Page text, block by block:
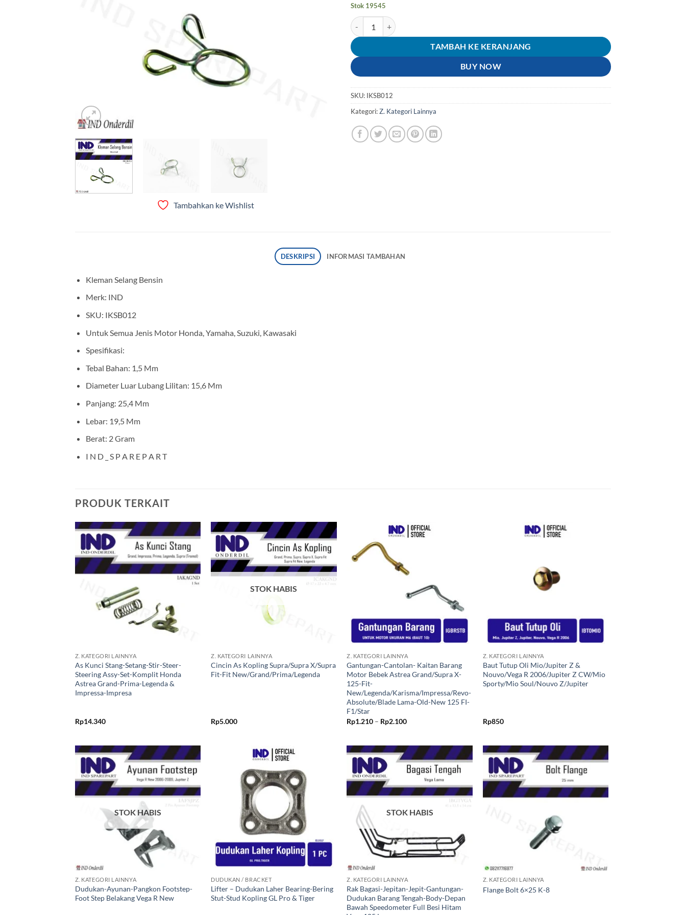
Tambahkan ke Wishlist
Stok 19545
Kuantitas Kleman-Keleman Selang-Slang Bensin Universal Motor Honda-Yamaha-Suzuki-Kawasaki
TAMBAH KE KERANJANG
BUY NOW
SKU: IKSB012
Kategori:Z. Kategori Lainnya
DESKRIPSI INFORMASI TAMBAHAN
Kleman Selang Bensin
Merk: IND
SKU: IKSB012
Untuk Semua Jenis Motor Honda, Yamaha, Suzuki, Kawasaki
Spesifikasi:
Tebal Bahan: 1,5 Mm
Diameter Luar Lubang Lilitan: 15,6 Mm
Panjang: 25,4 Mm
Lebar: 19,5 Mm
Berat: 2 Gram
I N D _ S P A R E P A R T
PRODUK TERKAIT
Tambahkan
ke Wishlist
Z. KATEGORI LAINNYA
As Kunci Stang-Setang-Stir-Steer-
Steering Assy-Set-Komplit Honda
Astrea Grand-Prima-Legenda &
Impressa-Impresa
Rp14.340
Tambahkan
ke Wishlist
STOK HABIS
Z. KATEGORI LAINNYA
Cincin As Kopling Supra/Supra X/Supra
Fit-Fit New/Grand/Prima/Legenda
Rp5.000
Z. KATEGORI LAINNYA
Gantungan-Cantolan- Kaitan Barang
Motor Bebek Astrea Grand/Supra X-
125-Fit-
New/Legenda/Karisma/Impressa/Revo-
Absolute/Blade Lama-Old-New 125 FI-
F1/Star
Rp1.210 – Rp2.100Rentang
Rp2.100
+
Z. KATEGORI LAINNYA
Baut Tutup Oli Mio/Jupiter Z &
Nouvo/Vega R 2006/Jupiter Z CW/Mio
Sporty/Mio Soul/Nouvo Z/Jupiter
Rp850
Tambahkan
ke Wishlist
STOK HABIS
Z. KATEGORI LAINNYA
Dudukan-Ayunan-Pangkon Footstep-
Foot Step Belakang Vega R New
Tambahkan
ke Wishlist
DUDUKAN / BRACKET
Lifter – Dudukan Laher Bearing-Bering
Stut-Stud Kopling GL Pro & Tiger
Tambahkan
ke Wishlist
STOK HABIS
Z. KATEGORI LAINNYA
Rak Bagasi-Jepitan-Jepit-Gantungan-
Dudukan Barang Tengah-Body-Depan
Bawah Speedometer Full Besi Hitam
Tambahkan
ke Wishlist
Z. KATEGORI LAINNYA
Flange Bolt 6×25 K-8